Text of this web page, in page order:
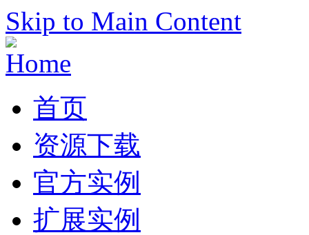
Skip to Main Content
首页
资源下载
官方实例
扩展实例